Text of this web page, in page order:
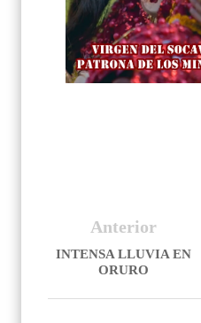
Anterior
INTENSA LLUVIA EN
ORURO